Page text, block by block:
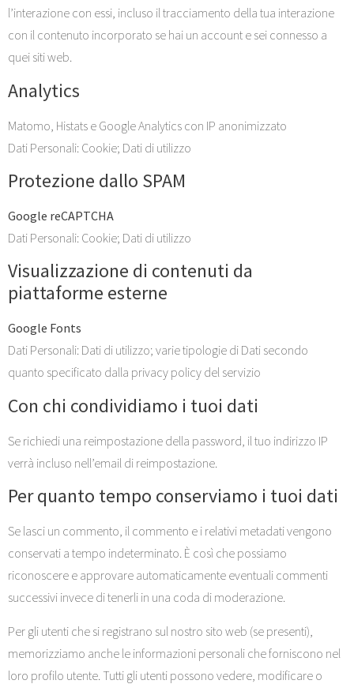
l’interazione con essi, incluso il tracciamento della tua interazione
con il contenuto incorporato se hai un account e sei connesso a
quei siti web.
Analytics
Matomo, Histats e Google Analytics con IP anonimizzato
Dati Personali: Cookie; Dati di utilizzo
Protezione dallo SPAM
Google reCAPTCHA
Dati Personali: Cookie; Dati di utilizzo
Visualizzazione di contenuti da
piattaforme esterne
Google Fonts
Dati Personali: Dati di utilizzo; varie tipologie di Dati secondo
quanto specificato dalla privacy policy del servizio
Con chi condividiamo i tuoi dati
Se richiedi una reimpostazione della password, il tuo indirizzo IP
verrà incluso nell’email di reimpostazione.
Per quanto tempo conserviamo i tuoi dati
Se lasci un commento, il commento e i relativi metadati vengono
conservati a tempo indeterminato. È così che possiamo
riconoscere e approvare automaticamente eventuali commenti
successivi invece di tenerli in una coda di moderazione.
Per gli utenti che si registrano sul nostro sito web (se presenti),
memorizziamo anche le informazioni personali che forniscono nel
loro profilo utente. Tutti gli utenti possono vedere, modificare o